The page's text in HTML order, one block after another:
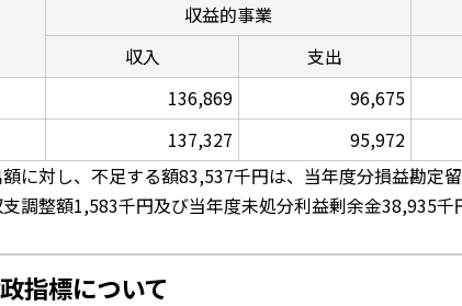
収益的事業
収入
支出
136,869 96,675
137,327 95,972
に対し、不足する額83,537千円は、当年度分損益勘定
調整額1,583千円及び当年度未処分利益剰余金38,935千
指標について